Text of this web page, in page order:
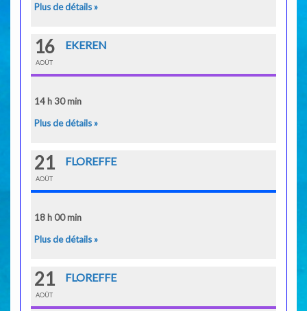
Plus de détails »
16
AOÛT
EKEREN
14 h 30 min
Plus de détails »
21
AOÛT
FLOREFFE
18 h 00 min
Plus de détails »
21
AOÛT
FLOREFFE